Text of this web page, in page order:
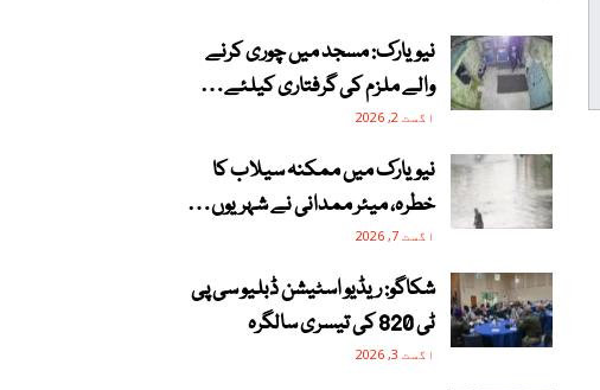
نیویارک: مسجد میں چوری کرنے
والے ملزم کی گرفتاری کیلئے…
اگست 2, 2026
نیویارک میں ممکنہ سیلاب کا
خطرہ، میئر ممدانی نے شہریوں…
اگست 7, 2026
شکاگو: ریڈیو اسٹیشن ڈبلیو سی پی
ٹی 820 کی تیسری سالگرہ
اگست 3, 2026